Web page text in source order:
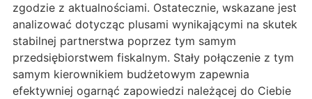
zgodzie z aktualnościami. Ostatecznie, wskazane jest
analizować dotycząc plusami wynikającymi na skutek
stabilnej partnerstwa poprzez tym samym
przedsiębiorstwem fiskalnym. Stały połączenie z tym
samym kierownikiem budżetowym zapewnia
efektywniej ogarnąć zapowiedzi należącej do Ciebie